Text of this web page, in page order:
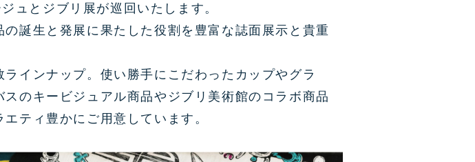
とジブリ展が巡回いたします。
誕⽣と発展に果たした役割を豊富な誌⾯展⽰と貴重
インナップ。使い勝手にこだわったカップやグラ
のキービジュアル商品やジブリ美術館のコラボ商品
ティ豊かにご用意しています。